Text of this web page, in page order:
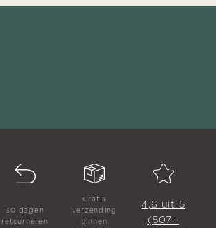
30 dagen
retourneren
Gratis
verzending
binnen
4,6 uit 5
(507+